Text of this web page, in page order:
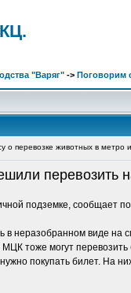
"Варяг" -> Поговорим
о перевозке животных в метро
перевозить
подземке, сообщает
неразобранном виде
тоже могут
покупать билет. На